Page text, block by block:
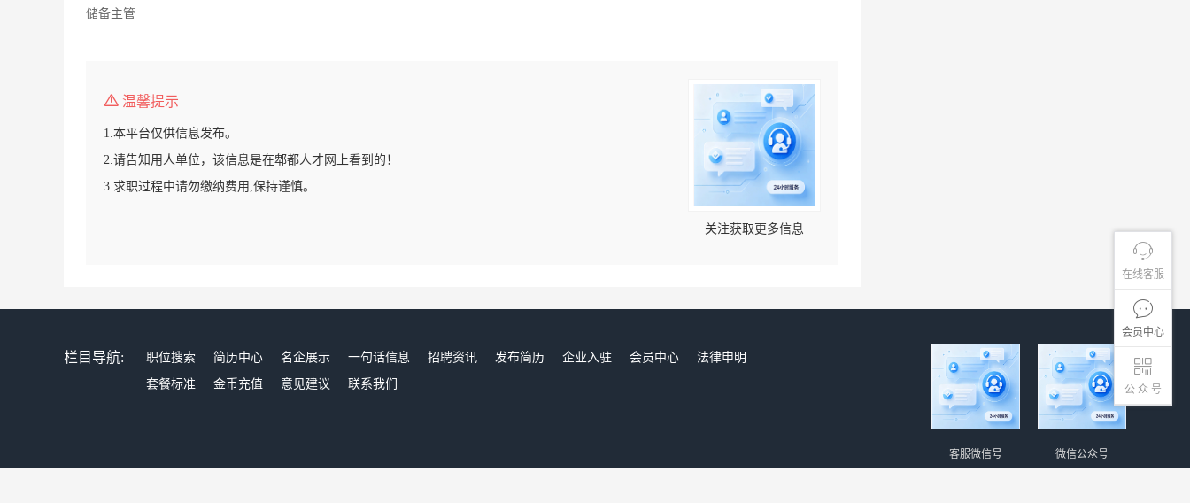
在线客服
会员中心
公 众 号
储备主管
温馨提示
1.本平台仅供信息发布。
2.请告知用人单位，该信息是在郫都人才网上看到的！
3.求职过程中请勿缴纳费用,保持谨慎。
关注获取更多信息
栏目导航: 职位搜索 简历中心 名企展示 一句话信息 招聘资讯 发布简历 企业入驻 会员中心
法律申明
套餐标准
金币充值 意见建议 联系我们
微信公众号
客服微信号